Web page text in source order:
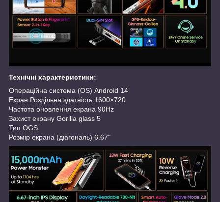
Технічні характеристики:
Операційна система (OS) Android 14
Екран Роздільна здатність 1600×720
Частота оновлення екрана 90Hz
Захист екрану Gorilla glass 5
Тип OGS
Розмір екрана (діагональ) 6.67"